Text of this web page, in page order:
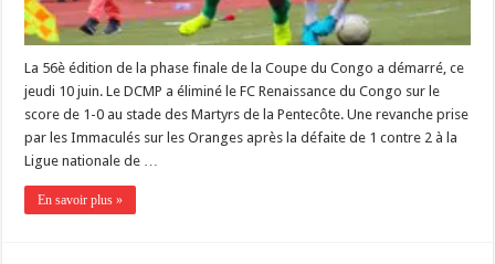
La 56è édition de la phase finale de la Coupe du Congo a démarré, ce
jeudi 10 juin. Le DCMP a éliminé le FC Renaissance du Congo sur le
score de 1-0 au stade des Martyrs de la Pentecôte. Une revanche prise
par les Immaculés sur les Oranges après la défaite de 1 contre 2 à la
Ligue nationale de …
En savoir plus »